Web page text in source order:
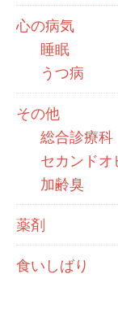
心の病気
睡眠
うつ病
その他
総合診療科
セカンドオ
加齢臭
薬剤
食いしばり